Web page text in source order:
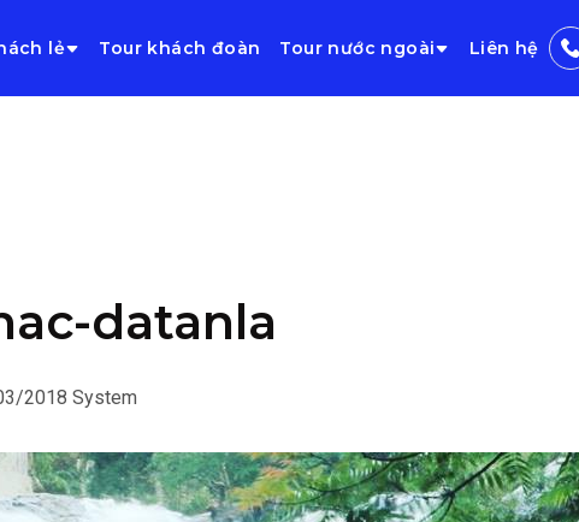
lẻ Tour khách đoàn Tour nước ngoài Liên hệ
datanla
2018 System